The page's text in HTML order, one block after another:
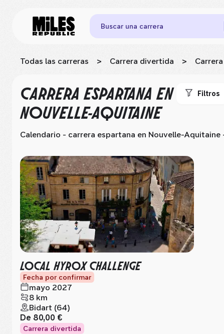
Buscar una carrera
Todas las carreras > Carrera divertida >
CARRERA ESPARTANA EN
NOUVELLE-AQUITAINE
Filtros
Calendario - carrera espartana en Nouvelle-Aquitaine
LOCAL HYROX CHALLENGE
Fecha por confirmar
mayo 2027
8 km
Bidart (64)
De 80,00 €
Carrera divertida